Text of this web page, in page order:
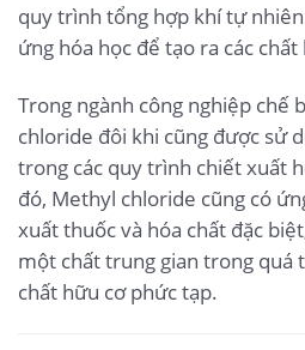
quy trình tổng hợp khí tự
ứng hóa học để tạo ra các
Trong ngành công nghiệp chế
chloride đôi khi cũng được sử
trong các quy trình chiết xuất
đó, Methyl chloride cũng có
xuất thuốc và hóa chất đặc
một chất trung gian trong quá
chất hữu cơ phức tạp.